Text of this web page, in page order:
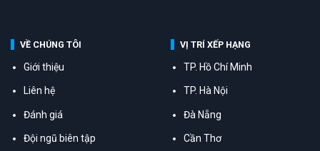
VỀ CHÚNG TÔI
Giới thiệu
Liên hệ
Đánh giá
Đội ngũ biên tập
VỊ TRÍ XẾP HẠNG
TP. Hồ Chí Minh
TP. Hà Nội
Đà Nẵng
Cần Thơ